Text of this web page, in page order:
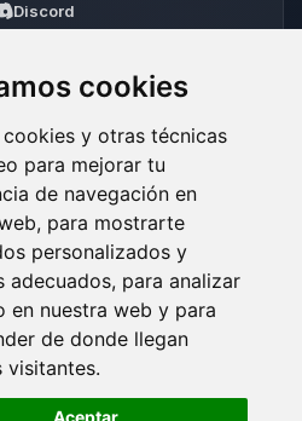
cookies
cookies y otras técnicas
para mejorar tu
de navegación en
para mostrarte
personalizados y
adecuados, para analizar
en nuestra web y para
de donde llegan
visitantes.
Aceptar
Discord
Foro
PAGO ACEPTADOS
🍪